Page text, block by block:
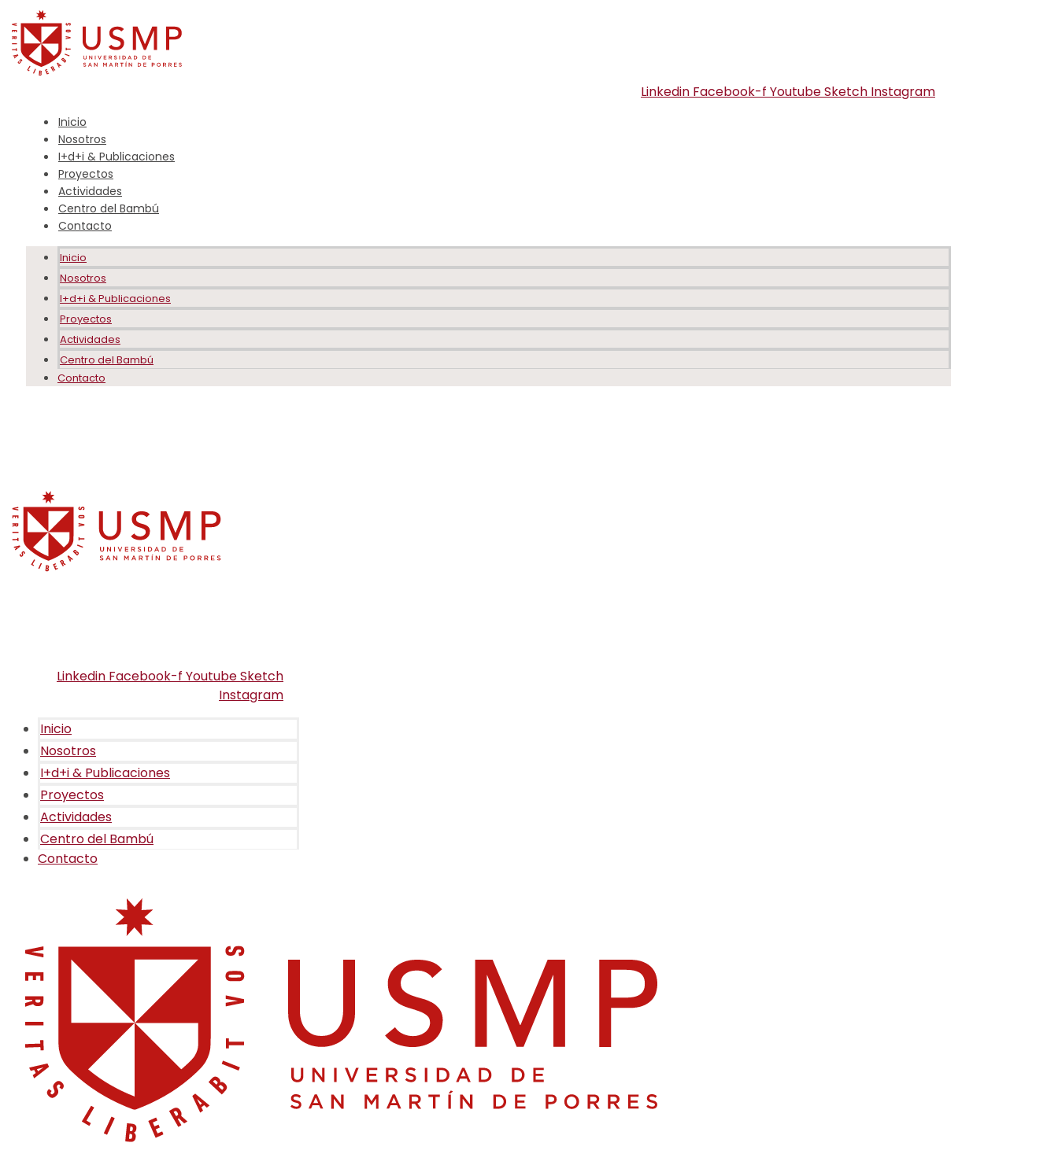
Linkedin Facebook-f YoutubeSketch Instagram
Inicio
Nosotros
I+d+i & Publicaciones
Proyectos
Actividades
Centro del Bambú
Contacto
Inicio
Nosotros
I+d+i & Publicaciones
Proyectos
Actividades
Centro del Bambú
Contacto
Linkedin Facebook-f YoutubeSketch
Instagram
Inicio
Nosotros
I+d+i & Publicaciones
Proyectos
Actividades
Centro del Bambú
Contacto